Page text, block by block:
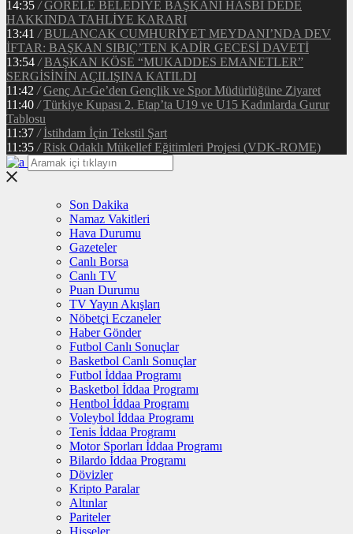
14:35 / GÖRELE BELEDİYE BAŞKANI HASBİ DEDE
HAKKINDA TAHLİYE KARARI
13:41 / BULANCAK CUMHURİYET MEYDANI’NDA DEV
İFTAR: BAŞKAN SIBIÇ’TEN KADİR GECESİ DAVETİ
13:54 / BAŞKAN KÖSE “MUKADDES EMANETLER”
SERGİSİNİN AÇILIŞINA KATILDI
11:42 / Genç Ar-Ge’den Gençlik ve Spor Müdürlüğüne Ziyaret
11:40 / Türkiye Kupası 2. Etap’ta U19 ve U15 Kadınlarda Gurur
Tablosu
11:37 / İstihdam İçin Tekstil Şart
11:35 / Risk Odaklı Mükellef Eğitimleri Projesi (VDK-ROME)
Son Dakika
Namaz Vakitleri
Hava Durumu
Gazeteler
Canlı Borsa
Canlı TV
Puan Durumu
TV Yayın Akışları
Nöbetçi Eczaneler
Haber Gönder
Futbol Canlı Sonuçlar
Basketbol Canlı Sonuçlar
Futbol İddaa Programı
Basketbol İddaa Programı
Hentbol İddaa Programı
Voleybol İddaa Programı
Tenis İddaa Programı
Motor Sporları İddaa Programı
Bilardo İddaa Programı
Dövizler
Kripto Paralar
Altınlar
Pariteler
Hisseler